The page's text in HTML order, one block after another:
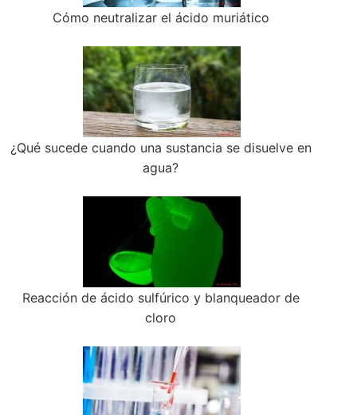
Cómo neutralizar el ácido muriático
¿Qué sucede cuando una sustancia se disuelve en
agua?
Reacción de ácido sulfúrico y blanqueador de
cloro